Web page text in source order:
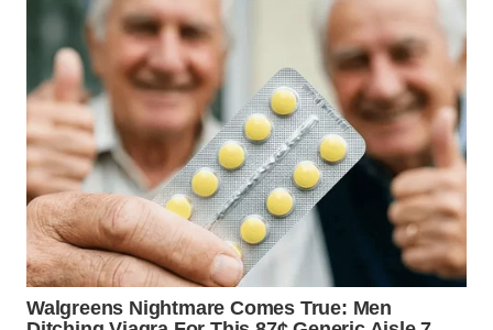
NIAS
WN
LANGKAT
WN
TAPANULI
SELATAN
TANJUNG